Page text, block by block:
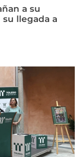
a su
llegada a